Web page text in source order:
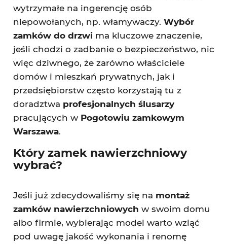
wytrzymałe na ingerencję osób
niepowołanych, np. włamywaczy. Wybór
zamków do drzwima kluczowe znaczenie,
jeśli chodzi o zadbanie o bezpieczeństwo, nic
więc dziwnego, że zarówno właściciele
domów i mieszkań prywatnych, jak i
przedsiębiorstw często korzystają tu z
doradztwa profesjonalnych ślusarzy
pracujących w Pogotowiu zamkowym
Warszawa.
Który zamek nawierzchniowy
wybrać?
Jeśli już zdecydowaliśmy się na montaż
zamków nawierzchniowych w swoim domu
albo firmie, wybierając model warto wziąć
pod uwagę jakość wykonania i renomę